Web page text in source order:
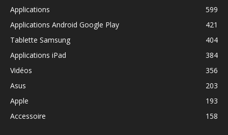
Applications
599
Applications Android Google Play
421
Tablette Samsung
404
Applications iPad
384
Vidéos
356
Asus
203
Apple
193
Accessoire
158